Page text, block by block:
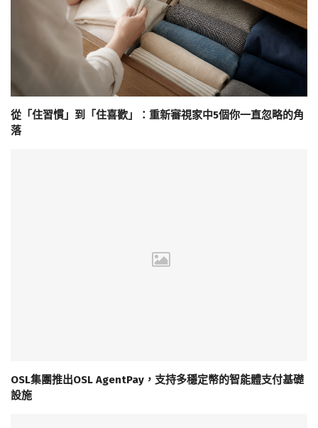
從「住習慣」到「住喜歡」：重新審視家中5個你一直忽略的角
落
OSL集團推出OSL AgentPay，支持多穩定幣的智能體支付基礎
設施